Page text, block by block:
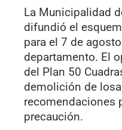
La Municipalidad
difundió el
para el 7 de
departamento. El
del Plan 50
demolición de
recomendaciones
precaución.